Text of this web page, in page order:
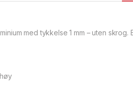
med tykkelse 1 mm – uten